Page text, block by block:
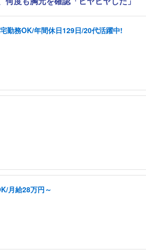
勤務OK/年間休日129日/20代活躍中!
月給28万円～